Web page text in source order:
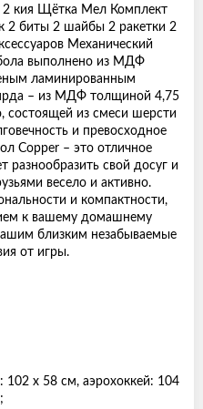
2 кия Щётка Мел Комплект
2 биты 2 шайбы 2 ракетки 2
Механический
выполнено из МДФ
ламинированным
– из МДФ толщиной 4,75
состоящей из смеси шерсти
и превосходное
Copper – это отличное
разнообразить свой досуг и
весело и активно.
и компактности,
к вашему домашнему
близким незабываемые
от игры.
102 х 58 см, аэрохоккей: 104